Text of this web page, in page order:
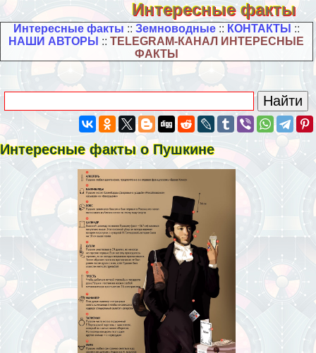
Интересные факты
Интересные факты :: Земноводные:: КОНТАКТЫ ::
НАШИ АВТОРЫ ::TELEGRAM-КАНАЛ ИНТЕРЕСНЫЕ
ФАКТЫ
Интересные факты о Пушкине